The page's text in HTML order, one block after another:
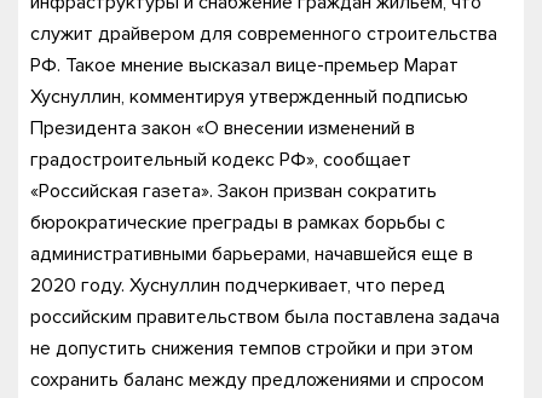
служит драйвером для современного строительства
РФ. Такое мнение высказал вице-премьер Марат
Хуснуллин, комментируя утвержденный подписью
Президента закон «О внесении изменений в
градостроительный кодекс РФ», сообщает
«Российская газета». Закон призван сократить
бюрократические преграды в рамках борьбы с
административными барьерами, начавшейся еще в
2020 году. Хуснуллин подчеркивает, что перед
российским правительством была поставлена задача
не допустить снижения темпов стройки и при этом
сохранить баланс между предложениями и спросом